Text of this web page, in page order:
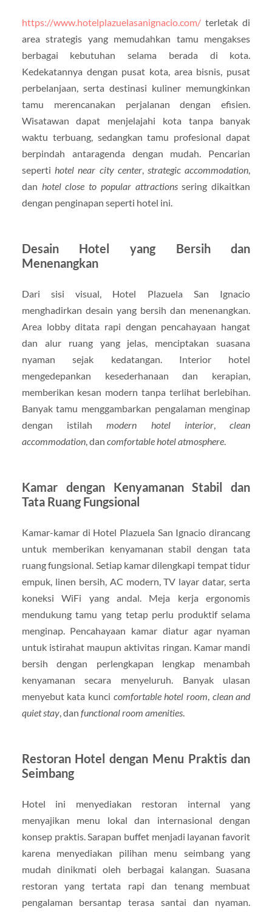
https://www.hotelplazuelasanignacio.com/terletak di
area strategis yang memudahkan tamu mengakses
berbagai kebutuhan selama berada di kota.
Kedekatannya dengan pusat kota, area bisnis, pusat
perbelanjaan, serta destinasi kuliner memungkinkan
tamu merencanakan perjalanan dengan efisien.
Wisatawan dapat menjelajahi kota tanpa banyak
waktu terbuang, sedangkan tamu profesional dapat
berpindah antaragenda dengan mudah. Pencarian
sepertihotel near city center, strategic accommodation,
dan hotel close to popular attractionssering dikaitkan
dengan penginapan seperti hotel ini.
Desain Hotel yang Bersih dan
Menenangkan
Dari sisi visual, Hotel Plazuela San Ignacio
menghadirkan desain yang bersih dan menenangkan.
Area lobby ditata rapi dengan pencahayaan hangat
dan alur ruang yang jelas, menciptakan suasana
nyaman sejak kedatangan. Interior hotel
mengedepankan kesederhanaan dan kerapian,
memberikan kesan modern tanpa terlihat berlebihan.
Banyak tamu menggambarkan pengalaman menginap
dengan istilahmodern hotel interior,clean
accommodation, dan comfortable hotel atmosphere.
Kamar dengan Kenyamanan Stabil dan
Tata Ruang Fungsional
Kamar-kamar di Hotel Plazuela San Ignacio dirancang
untuk memberikan kenyamanan stabil dengan tata
ruang fungsional. Setiap kamar dilengkapi tempat tidur
empuk, linen bersih, AC modern, TV layar datar, serta
koneksi WiFi yang andal. Meja kerja ergonomis
mendukung tamu yang tetap perlu produktif selama
menginap. Pencahayaan kamar diatur agar nyaman
untuk istirahat maupun aktivitas ringan. Kamar mandi
bersih dengan perlengkapan lengkap menambah
kenyamanan secara menyeluruh. Banyak ulasan
menyebut kata kunci comfortable hotel room, clean and
quiet stay, dan functional room amenities.
Restoran Hotel dengan Menu Praktis dan
Seimbang
Hotel ini menyediakan restoran internal yang
menyajikan menu lokal dan internasional dengan
konsep praktis. Sarapan buffet menjadi layanan favorit
karena menyediakan pilihan menu seimbang yang
mudah dinikmati oleh berbagai kalangan. Suasana
restoran yang tertata rapi dan tenang membuat
pengalaman bersantap terasa santai dan nyaman.